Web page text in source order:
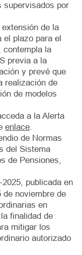
supervisados por
de la
el plazo para el
contempla la
previa a la
y prevé que
realización de
de modelos
a la Alerta
enlace.
de Normas
del Sistema
de Pensiones,
publicada en
de noviembre de
en
finalidad de
mitigar los
autorizado